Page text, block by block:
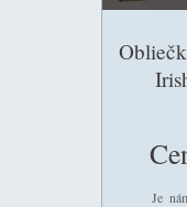
Je nám